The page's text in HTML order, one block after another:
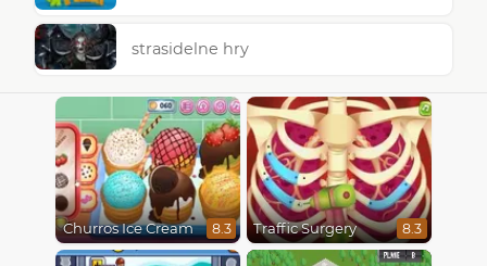
strasidelne hry
Churros Ice Cream 8.3 Traffic Surgery 8.3